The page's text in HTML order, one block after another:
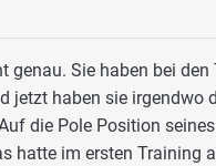
genau. Sie haben bei
jetzt haben sie irgendwo
die Pole Position
hatte im ersten Training